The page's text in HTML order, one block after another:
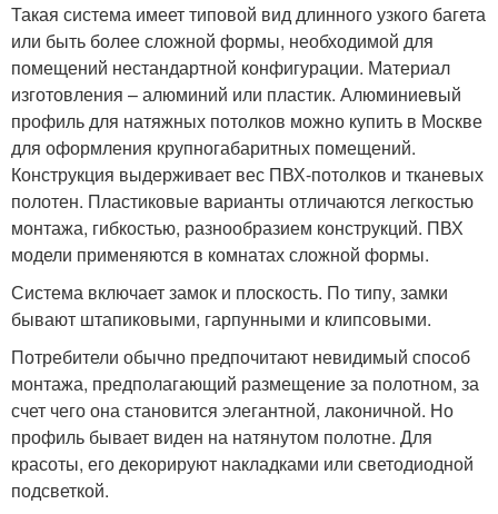
Такая система имеет типовой вид длинного узкого багета
или быть более сложной формы, необходимой для
помещений нестандартной конфигурации. Материал
изготовления – алюминий или пластик. Алюминиевый
профиль для натяжных потолков можно купить в Москве
для оформления крупногабаритных помещений.
Конструкция выдерживает вес ПВХ-потолков и тканевых
полотен. Пластиковые варианты отличаются легкостью
монтажа, гибкостью, разнообразием конструкций. ПВХ
модели применяются в комнатах сложной формы.
Система включает замок и плоскость. По типу, замки
бывают штапиковыми, гарпунными и клипсовыми.
Потребители обычно предпочитают невидимый способ
монтажа, предполагающий размещение за полотном, за
счет чего она становится элегантной, лаконичной. Но
профиль бывает виден на натянутом полотне. Для
красоты, его декорируют накладками или светодиодной
подсветкой.